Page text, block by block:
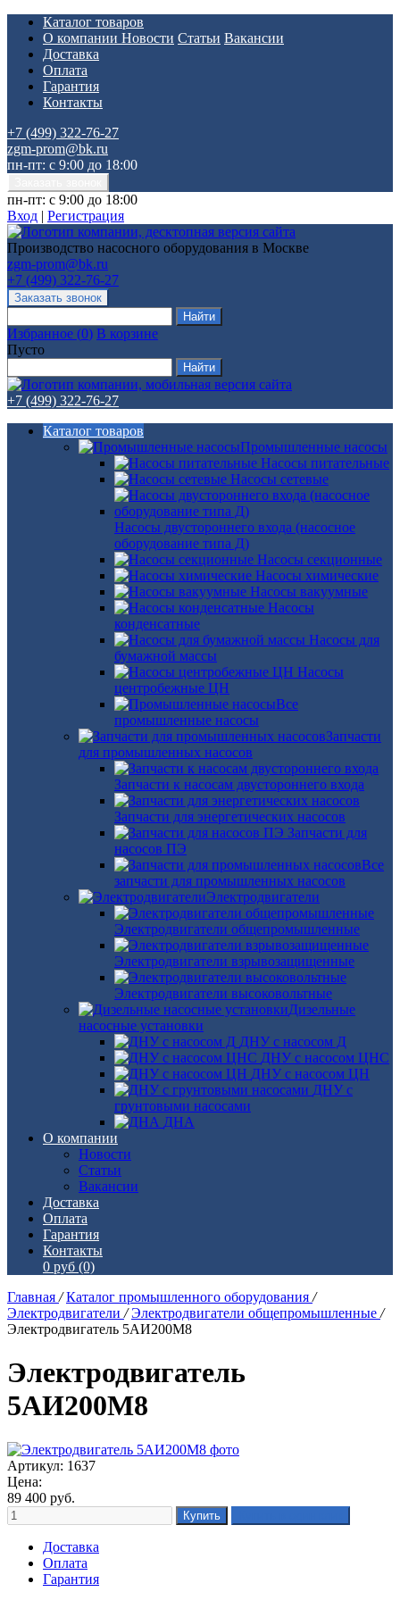
Каталог товаров
О компании Новости Статьи Вакансии
Доставка
Оплата
Гарантия
Контакты
+7 (499) 322-76-27
zgm-prom@bk.ru
пн-пт: с 9:00 до 18:00
пн-пт: с 9:00 до 18:00
Вход | Регистрация
Производство насосного оборудования в Москве
zgm-prom@bk.ru
+7 (499) 322-76-27
Избранное (0) В корзине
Пусто
+7 (499) 322-76-27
Каталог товаров
Промышленные насосы
Насосы питательные
Насосы сетевые
Насосы двустороннего входа (насосное
оборудование типа Д)
Насосы секционные
Насосы химические
Насосы вакуумные
Насосы
конденсатные
Насосы для
бумажной массы
Насосы
центробежные ЦН
Все
промышленные насосы
Запчасти
для промышленных насосов
Запчасти к насосам двустороннего входа
Запчасти для энергетических насосов
Запчасти для
насосов ПЭ
Все
запчасти для промышленных насосов
Электродвигатели
Электродвигатели общепромышленные
Электродвигатели взрывозащищенные
Электродвигатели высоковольтные
Дизельные
насосные установки
ДНУ с насосом Д
ДНУ с насосом ЦНС
ДНУ с насосом ЦН
ДНУ с
грунтовыми насосами
ДНА
О компании
Новости
Статьи
Вакансии
Доставка
Оплата
Гарантия
Контакты
0 руб (0)
Главная / Каталог промышленного оборудования /
Электродвигатели / Электродвигатели общепромышленные /
Электродвигатель 5АИ200М8
Электродвигатель
5АИ200М8
Артикул: 1637
Цена:
89 400 руб.
Доставка
Оплата
Гарантия